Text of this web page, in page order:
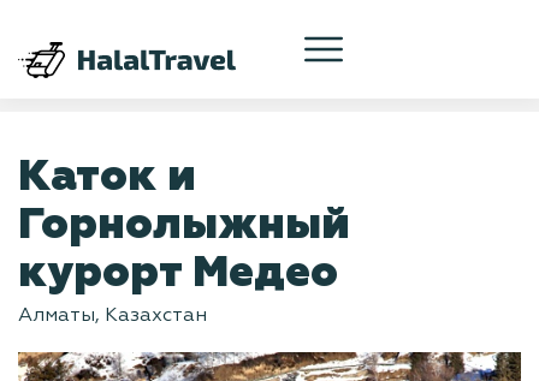
Каток и
Горнолыжный
курорт Медео
Алматы, Казахстан